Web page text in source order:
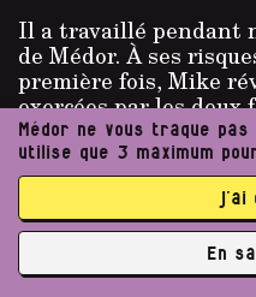
Il a travaillé pendant
de Médor. À ses
première fois, Mike
exercées par les
son recteur et ses
Par Mike Pops
Médor ne vous traque
utilise que 3 maximum
j’ai
En